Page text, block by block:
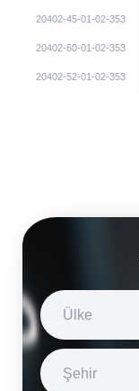
20402-45-01-02-353
20402-60-01-02-353
20402-52-01-02-353
Ülke
Şehir